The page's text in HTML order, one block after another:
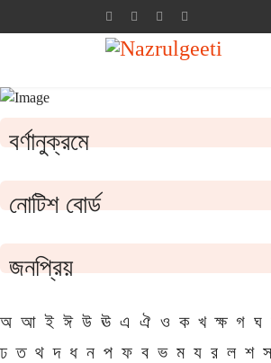
বর্ণানুক্রমে
নোটিশ বোর্ড
জনপ্রিয়
অ আ ই ঈ উ ঊ এ ঐ ও ক খ ক্ষ গ ঘ
ঢ ত থ দ ধ ন প ফ ব ভ ম য র ল শ স